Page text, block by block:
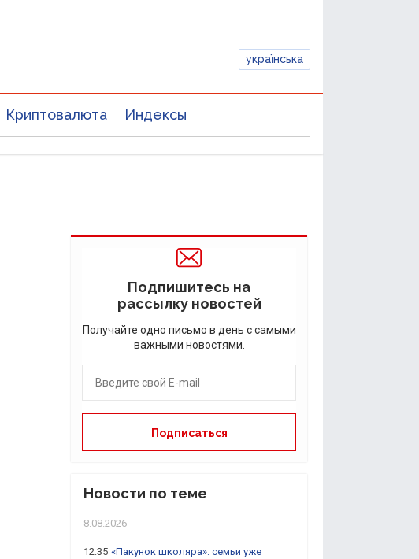
українська
Криптовалюта Индексы
Подпишитесь на
рассылку новостей
Получайте одно письмо в день с самыми
важными новостями.
Новости по теме
8.08.2026
12:35 «Пакунок школяра»: семьи уже